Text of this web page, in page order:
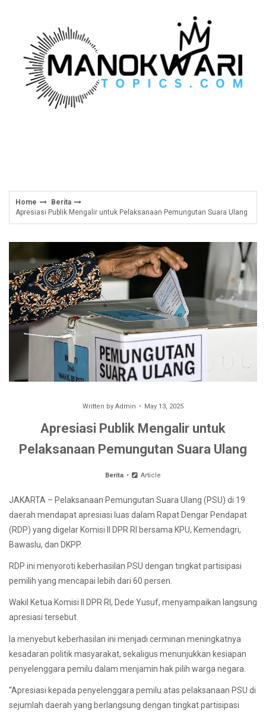
Home
Berita
Apresiasi Publik Mengalir untuk Pelaksanaan Pemungutan Suara Ulang
Written by Admin May 13, 2025
Apresiasi Publik Mengalir untuk
Pelaksanaan Pemungutan Suara Ulang
Berita Article
JAKARTA – Pelaksanaan Pemungutan Suara Ulang (PSU) di 19
daerah mendapat apresiasi luas dalam Rapat Dengar Pendapat
(RDP) yang digelar Komisi II DPR RI bersama KPU, Kemendagri,
Bawaslu, dan DKPP.
RDP ini menyoroti keberhasilan PSU dengan tingkat partisipasi
pemilih yang mencapai lebih dari 60 persen.
Wakil Ketua Komisi II DPR RI, Dede Yusuf, menyampaikan langsung
apresiasi tersebut.
Ia menyebut keberhasilan ini menjadi cerminan meningkatnya
kesadaran politik masyarakat, sekaligus menunjukkan kesiapan
penyelenggara pemilu dalam menjamin hak pilih warga negara.
“Apresiasi kepada penyelenggara pemilu atas pelaksanaan PSU di
sejumlah daerah yang berlangsung dengan tingkat partisipasi